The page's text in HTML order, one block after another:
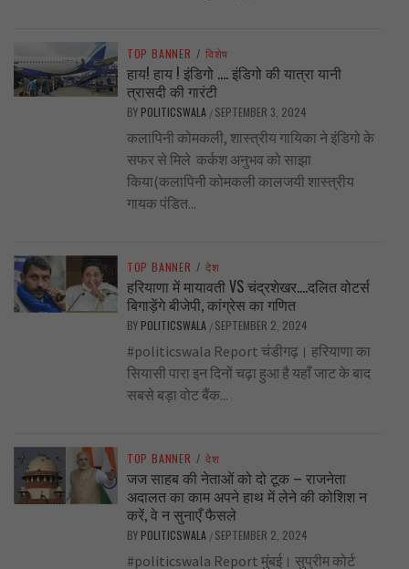
TOP BANNER / विशेष
हाय! हाय ! इंडिगो …. इंडिगो की यात्रा यानी
त्रासदी की गारंटी
BY POLITICSWALA / SEPTEMBER 3, 2024
कलापिनी कोमकली, शास्त्रीय गायिका ने इंडिगो के
सफर से मिले कर्कश अनुभव को साझा
किया(कलापिनी कोमकली कालजयी शास्त्रीय
गायक पंडित...
TOP BANNER / देश
हरियाणा में मायावती VS चंद्रशेखर….दलित वोटर्स
बिगाड़ेंगे बीजेपी, कांग्रेस का गणित
BY POLITICSWALA / SEPTEMBER 2, 2024
#politicswala Report चंडीगढ़। हरियाणा का
सियासी पारा इन दिनों चढ़ा हुआ है यहाँ जाट के बाद
सबसे बड़ा वोट बैंक...
TOP BANNER / देश
जज साहब की नेताओं को दो टूक – राजनेता
अदालत का काम अपने हाथ में लेने की कोशिश न
करें, वे न सुनाएँ फैसले
BY POLITICSWALA / SEPTEMBER 2, 2024
#politicswala Report मुंबई। सुप्रीम कोर्ट